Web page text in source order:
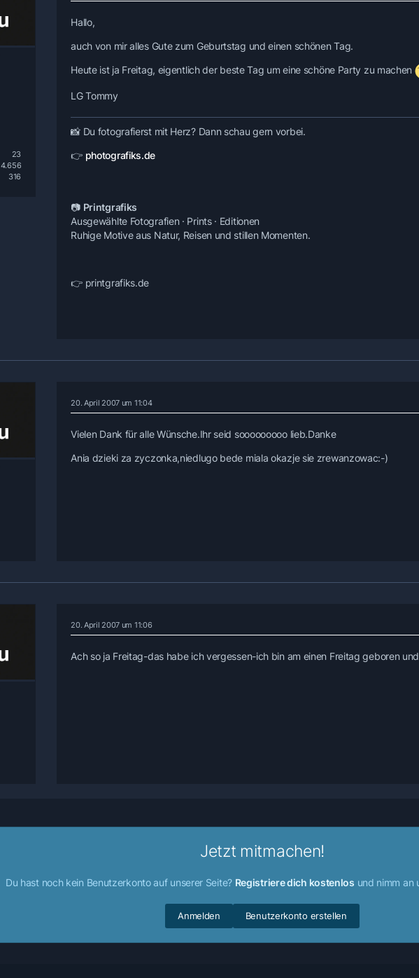
23
4.656
316
Hallo,
auch von mir alles Gute zum Geburtstag und einen schönen Tag.
Heute ist ja Freitag, eigentlich der beste Tag um eine schöne Party zu machen
LG Tommy
📸 Du fotografierst mit Herz? Dann schau gern vorbei.
👉 photografiks.de
📷 Printgrafiks
Ausgewählte Fotografien · Prints · Editionen
Ruhige Motive aus Natur, Reisen und stillen Momenten.
👉 printgrafiks.de
20. April 2007 um 11:04
Vielen Dank für alle Wünsche.Ihr seid sooooooooo lieb.Danke
Ania dzieki za zyczonka,niedlugo bede miala okazje sie zrewanzowac:-)
20. April 2007 um 11:06
Ach so ja Freitag-das habe ich vergessen-ich bin am einen Freitag geboren
Jetzt mitmachen!
Du hast noch kein Benutzerkonto auf unserer Seite? Registriere dich kostenlos und nimm an
Benutzerkonto erstellen
Anmelden